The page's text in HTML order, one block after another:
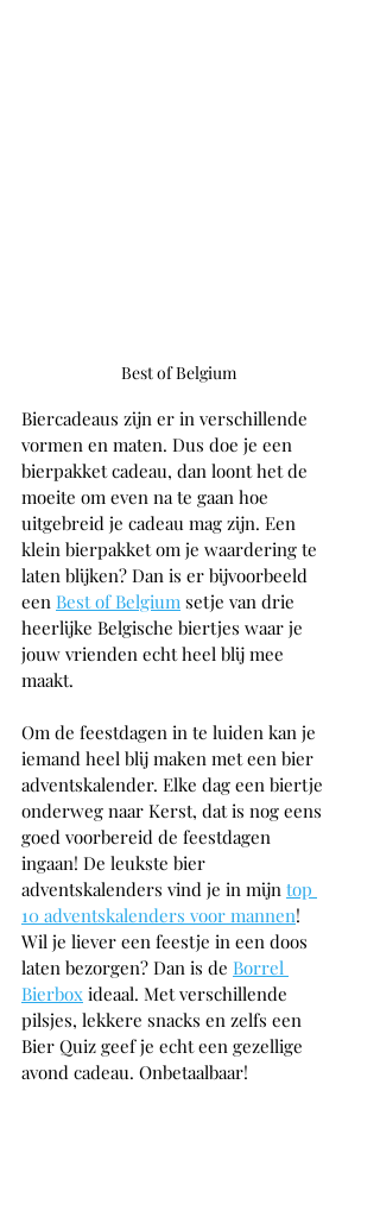
Best of Belgium
Biercadeaus zijn er in verschillende
vormen en maten. Dus doe je een
bierpakket cadeau, dan loont het de
moeite om even na te gaan hoe
uitgebreid je cadeau mag zijn. Een
klein bierpakket om je waardering te
laten blijken? Dan is er bijvoorbeeld
een Best of Belgium setje van drie
heerlijke Belgische biertjes waar je
jouw vrienden echt heel blij mee
maakt.
Om de feestdagen in te luiden kan je
iemand heel blij maken met een bier
adventskalender. Elke dag een biertje
onderweg naar Kerst, dat is nog eens
goed voorbereid de feestdagen
ingaan! De leukste bier
adventskalenders vind je in mijn top
10 adventskalenders voor mannen!
Wil je liever een feestje in een doos
laten bezorgen? Dan is de Borrel
Bierbox ideaal. Met verschillende
pilsjes, lekkere snacks en zelfs een
Bier Quiz geef je echt een gezellige
avond cadeau. Onbetaalbaar!